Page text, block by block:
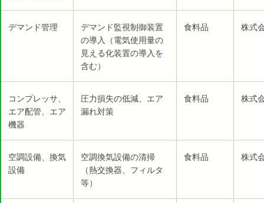
デマンド管理
デマンド監視制御装置
の導入（電気使用量の
見える化装置の導入を
含む）
食料品 株式
コンプレッサ、
エア配管、エア
機器
圧力損失の低減、エア
漏れ対策
食料品 株式
空調設備、換気
設備
空調換気設備の清掃
（熱交換器、フィルタ
等）
食料品 株式